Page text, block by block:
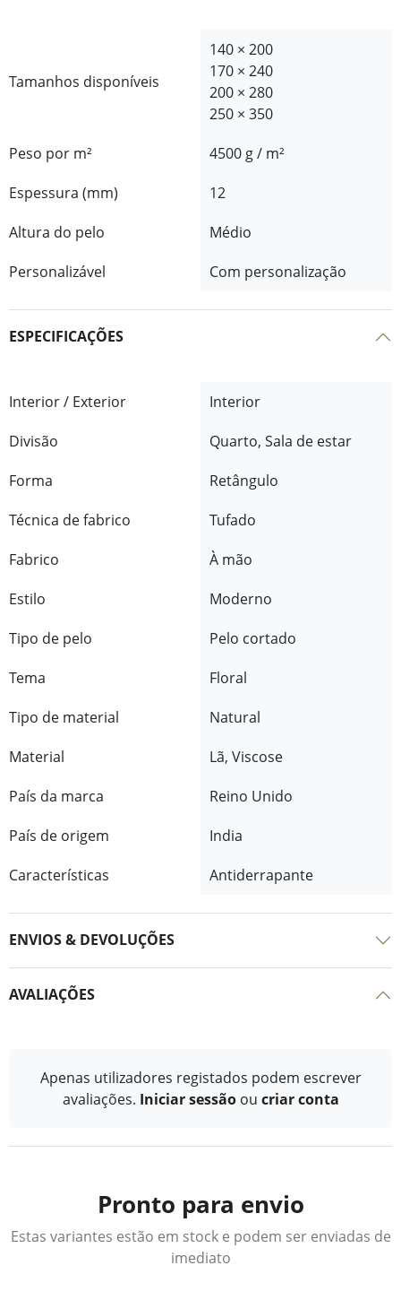
Tamanhos disponíveis
140 × 200
170 × 240
200 × 280
250 × 350
Peso por m²
4500 g / m²
Espessura (mm)
12
Altura do pelo
Médio
Personalizável
Com personalização
ESPECIFICAÇÕES
Interior / Exterior
Interior
Divisão
Quarto, Sala de estar
Forma
Retângulo
Técnica de fabrico
Tufado
Fabrico
À mão
Estilo
Moderno
Tipo de pelo
Pelo cortado
Tema
Floral
Tipo de material
Natural
Material
Lã, Viscose
País da marca
Reino Unido
País de origem
India
Características
Antiderrapante
ENVIOS & DEVOLUÇÕES
AVALIAÇÕES
Apenas utilizadores registados podem escrever
avaliações. Iniciar sessão ou criar conta
Pronto para envio
Estas variantes estão em stock e podem ser enviadas de
imediato